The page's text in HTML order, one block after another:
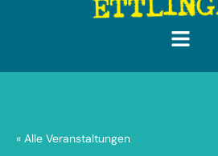
« Alle Veranstaltungen